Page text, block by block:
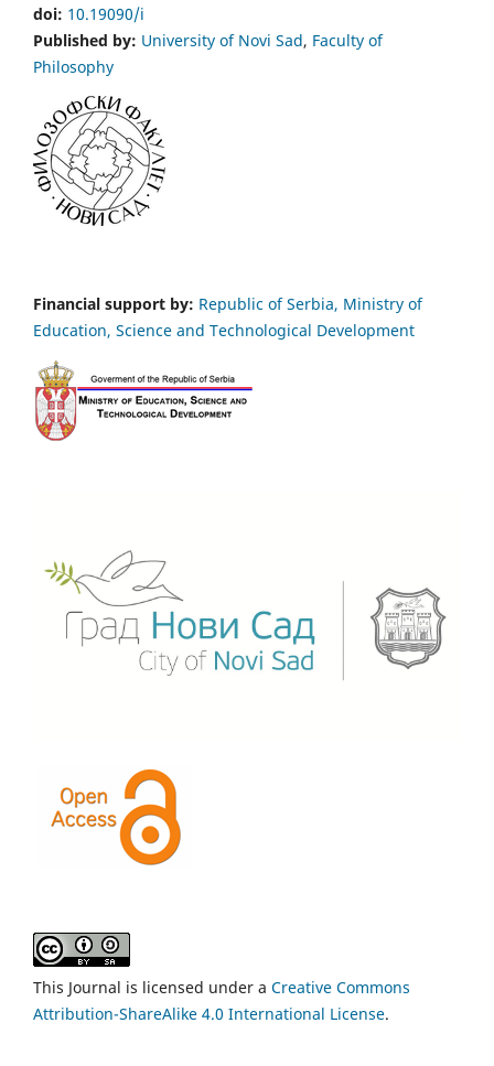
doi: 10.19090/i
Published by: University of Novi Sad, Faculty of
Philosophy
Financial support by: Republic of Serbia, Ministry of
Education, Science and Technological Development
This Journal is licensed under a Creative Commons
Attribution-ShareAlike 4.0 International License.